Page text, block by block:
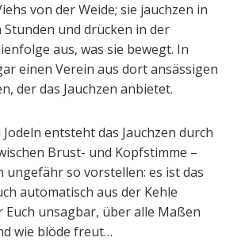
von der Weide; sie jauchzen in
und drücken in der
aus, was sie bewegt. In
einen Verein aus dort ansässigen
der das Jauchzen anbietet.
entsteht das Jauchzen durch
Brust- und Kopfstimme –
ungefähr so vorstellen: es ist das
automatisch aus der Kehle
Euch unsagbar, über alle Maßen
wie blöde freut…